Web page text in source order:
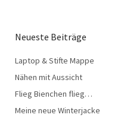
Neueste Beiträge
Laptop & Stifte Mappe
Nähen mit Aussicht
Flieg Bienchen flieg…
Meine neue Winterjacke